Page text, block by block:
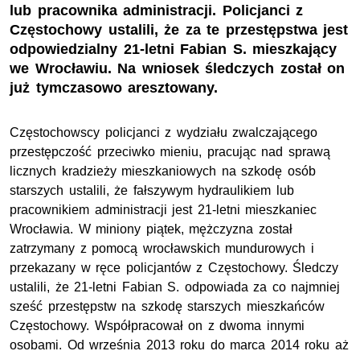
lub pracownika administracji. Policjanci z
Częstochowy ustalili, że za te przestępstwa jest
odpowiedzialny 21-letni Fabian S. mieszkający
we Wrocławiu. Na wniosek śledczych został on
już tymczasowo aresztowany.
Częstochowscy policjanci z wydziału zwalczającego
przestępczość przeciwko mieniu, pracując nad sprawą
licznych kradzieży mieszkaniowych na szkodę osób
starszych ustalili, że fałszywym hydraulikiem lub
pracownikiem administracji jest 21-letni mieszkaniec
Wrocławia. W miniony piątek, mężczyzna został
zatrzymany z pomocą wrocławskich mundurowych i
przekazany w ręce policjantów z Częstochowy. Śledczy
ustalili, że 21-letni Fabian S. odpowiada za co najmniej
sześć przestępstw na szkodę starszych mieszkańców
Częstochowy. Współpracował on z dwoma innymi
osobami. Od września 2013 roku do marca 2014 roku aż